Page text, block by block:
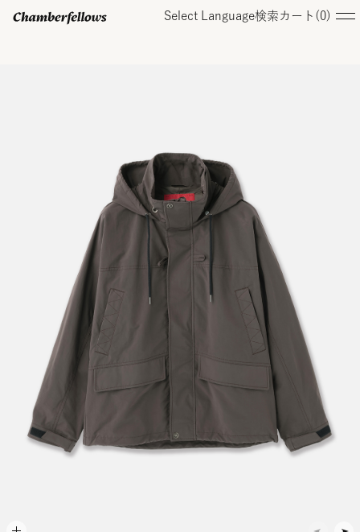
Select Language検索 カート( 0)